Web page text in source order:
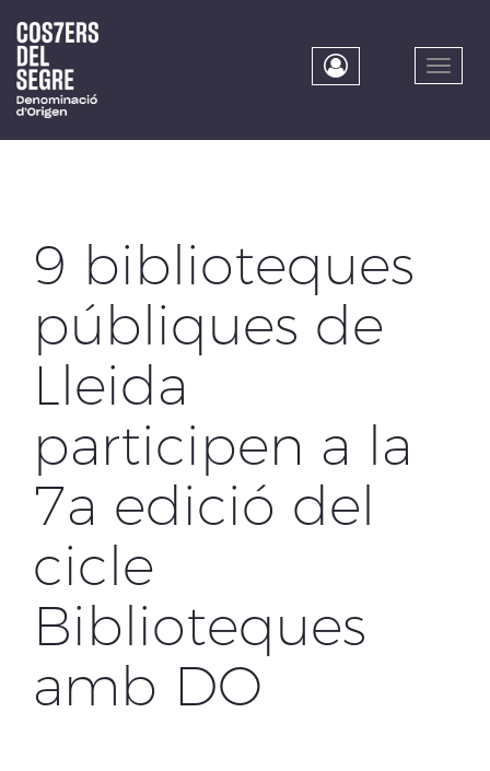
main
content
Toggle
9 biblioteques
públiques de
Lleida
participen a la
7a edició del
cicle
Biblioteques
amb DO